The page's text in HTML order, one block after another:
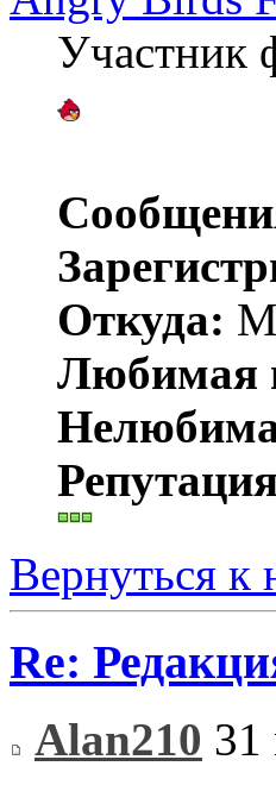
Участник
Откуда:
Любимая
Вернуться к
Re:
Alan210 31